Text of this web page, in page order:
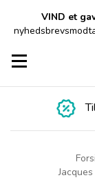
VIND et
Toggle navigation